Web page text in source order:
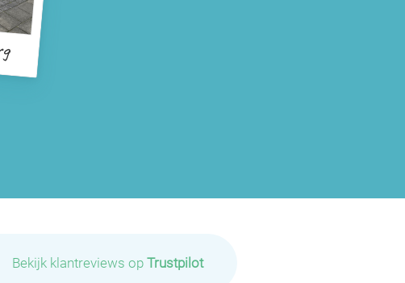
Bekijk klantreviews op Trustpilot